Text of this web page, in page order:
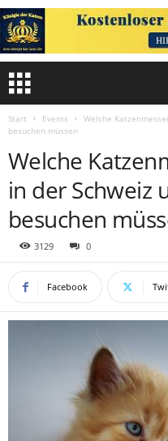
Start Events
Welche
besuchen müssen
Welche
in der Schweiz
besuchen
3129 0
Facebook